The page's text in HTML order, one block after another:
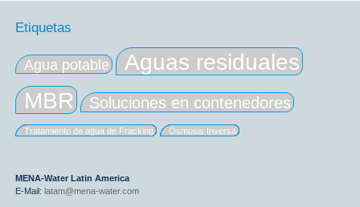
Etiquetas
Agua potable
Aguas residuales
MBR
Soluciones en contenedores
Tratamiento de agua de Fracking Ósmosis Inversa
MENA-Water Latin America
E-Mail: latam@mena-water.com